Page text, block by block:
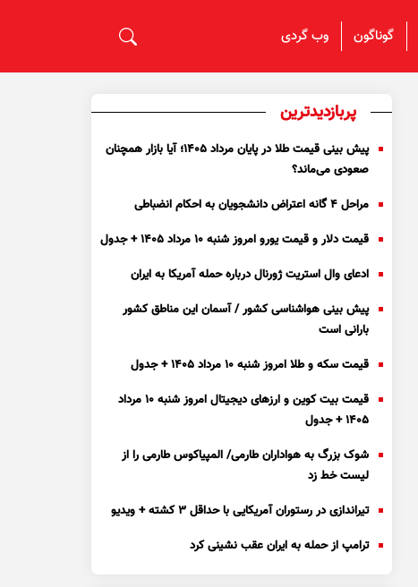
گوناگون وب گردی
پربازدیدترین
پیش بینی قیمت طلا در پایان مرداد 1405؛ آیا بازار همچنان
صعودی می‌ماند؟
مراحل ۴ گانه اعتراض دانشجویان به احکام انضباطی
قیمت دلار و قیمت یورو امروز شنبه ۱۰ مرداد ۱۴۰۵ + جدول
ادعای وال استریت ژورنال درباره حمله آمریکا به ایران
پیش بینی هواشناسی کشور / آسمان این مناطق کشور
بارانی است
قیمت سکه و طلا امروز شنبه ۱۰ مرداد ۱۴۰۵ + جدول
قیمت بیت کوین و ارز‌های دیجیتال امروز شنبه ۱۰ مرداد
۱۴۰۵ + جدول
شوک بزرگ به هواداران طارمی/ المپیاکوس طارمی را از
لیست خط زد
تیراندازی در رستوران آمریکایی با حداقل ۳ کشته + ویدیو
ترامپ از حمله به ایران عقب نشینی کرد